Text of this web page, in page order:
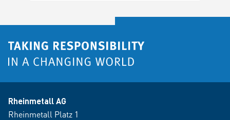
Rheinmetall AG
Rheinmetall Platz 1